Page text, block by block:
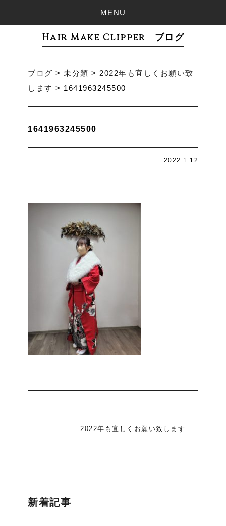
MENU
Hair Make Clipper ブログ
ブログ > 未分類 > 2022年も宜しくお願い致
します > 1641963245500
1641963245500
2022.1.12
2022年も宜しくお願い致します
新着記事